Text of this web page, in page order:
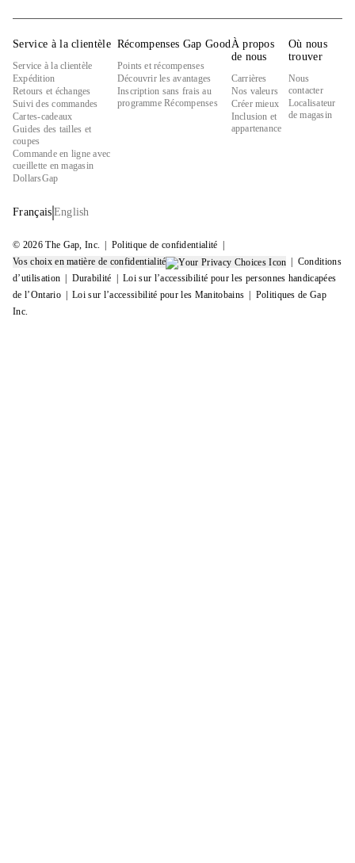
Service à la clientèle
Service à la clientèle
Expédition
Retours et échanges
Suivi des commandes
Cartes-cadeaux
Guides des tailles et
coupes
Commande en ligne avec
cueillette en magasin
DollarsGap
Récompenses Gap Good
Points et récompenses
Découvrir les avantages
Inscription sans frais au
programme Récompenses
À propos
de nous
Carrières
Nos valeurs
Créer mieux
Inclusion et
appartenance
Où nous
trouver
Nous
contacter
Localisateur
de magasin
Français English
© 2026 The Gap, Inc.
Politique de confidentialité
Vos choix en matière de confidentialité
Conditions
d’utilisation
Durabilité
Loi sur l’accessibilité pour les personnes handicapées
de l’Ontario
Loi sur l’accessibilité pour les Manitobains
Politiques de Gap
Inc.